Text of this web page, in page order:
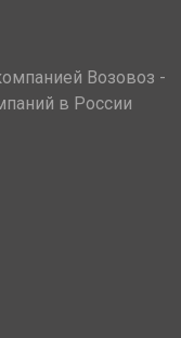
Возовоз -
в России